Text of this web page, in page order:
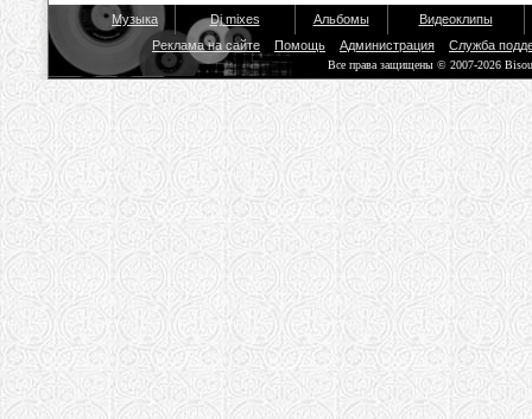
Музыка Dj mixes Альбомы
Видеоклипы
Реклама на сайте
Помощь Администрация Служба
Все права защищены © 2007-2026